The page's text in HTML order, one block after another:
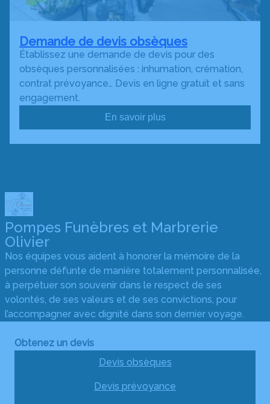
Demande de devis obsèques
Établissez une demande de devis pour des
obsèques personnalisées : inhumation, crémation,
contrat prévoyance… Devis en ligne gratuit et sans
engagement.
En savoir plus
Pompes Funèbres et Marbrerie
Olivier
Nos équipes vous aident à honorer la mémoire de la
personne défunte de manière totalement personnalisée,
à perpétuer son souvenir dans le respect de ses
volontés, de ses valeurs et de ses convictions, pour
l’accompagner avec dignité dans son dernier voyage.
Obtenez un devis
Devis obsèques
Devis prévoyance